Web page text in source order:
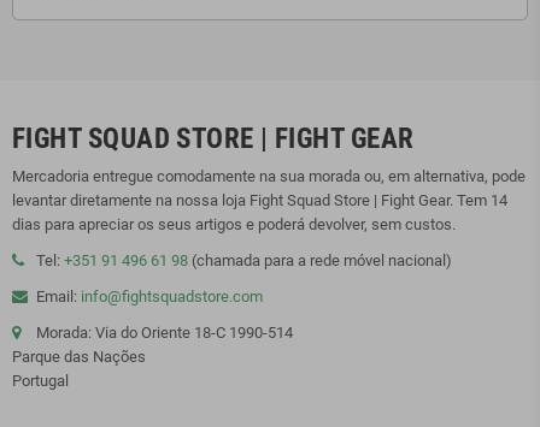
FIGHT SQUAD STORE | FIGHT GEAR
Mercadoria entregue comodamente na sua morada ou, em alternativa, pode
levantar diretamente na nossa loja Fight Squad Store | Fight Gear. Tem 14
dias para apreciar os seus artigos e poderá devolver, sem custos.
Tel: +351 91 496 61 98 (chamada para a rede móvel nacional)
Email: info@fightsquadstore.com
Morada: Via do Oriente 18-C 1990-514
Parque das Nações
Portugal